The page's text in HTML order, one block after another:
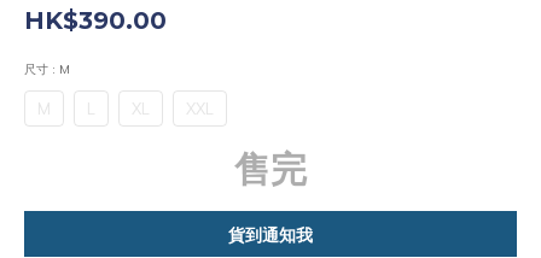
HK$390.00
尺寸 : M
M L XL XXL
售完
貨到通知我